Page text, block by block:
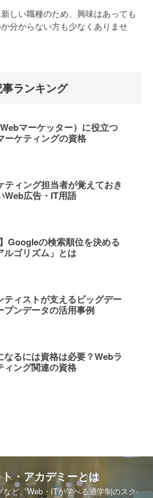
しい職種のため、興味はあっても
分からない方も少なくありませ
ランキング
マーケッター）に役立つ
ーケティングの資格
ティング担当者が覚えておき
Web広告・IT用語
Googleの検索順位を決める
ルゴリズム」とは
ティストが支えるビッグデー
プンデータの活用事例
なるには資格は必要？Webラ
ィング関連の資格
・アカデミーとは
ど、Web・ITが学べる通学制のスク